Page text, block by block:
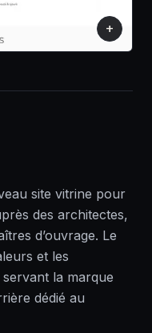
+
site vitrine pour
des architectes,
d’ouvrage. Le
et les
la marque
dédié au